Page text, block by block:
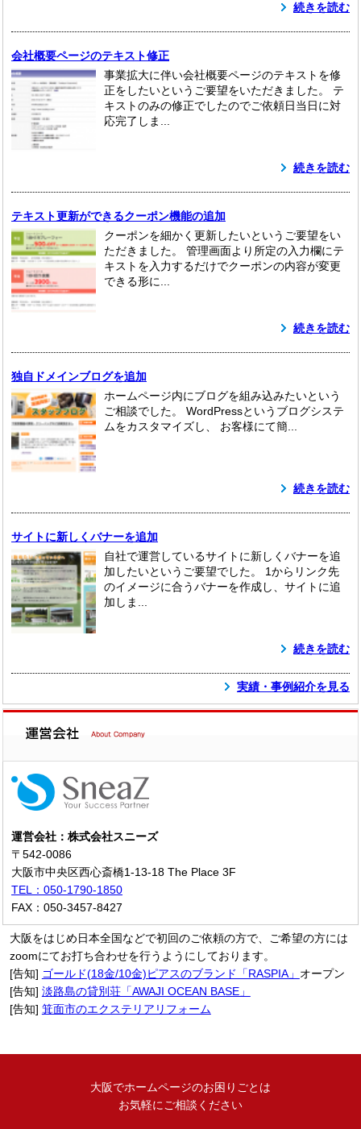
続きを読む
会社概要ページのテキスト修正
事業拡大に伴い会社概要ページのテキストを修
正をしたいというご要望をいただきました。 テ
キストのみの修正でしたのでご依頼日当日に対
応完了しま...
続きを読む
テキスト更新ができるクーポン機能の追加
クーポンを細かく更新したいというご要望をい
ただきました。 管理画面より所定の入力欄にテ
キストを入力するだけでクーポンの内容が変更
できる形に...
続きを読む
独自ドメインブログを追加
ホームページ内にブログを組み込みたいという
ご相談でした。 WordPressというブログシステ
ムをカスタマイズし、 お客様にて簡...
続きを読む
サイトに新しくバナーを追加
自社で運営しているサイトに新しくバナーを追
加したいというご要望でした。 1からリンク先
のイメージに合うバナーを作成し、サイトに追
加しま...
続きを読む
実績・事例紹介を見る
運営会社：株式会社スニーズ
〒542-0086
大阪市中央区西心斎橋1-13-18 The Place 3F
TEL：050-1790-1850
FAX：050-3457-8427
大阪をはじめ日本全国などで初回のご依頼の方で、ご希望の方には
zoomにてお打ち合わせを行うようにしております。
[告知] ゴールド(18金/10金)ピアスのブランド「RASPIA」 オープン
[告知] 淡路島の貸別荘「AWAJI OCEAN BASE」
[告知] 箕面市のエクステリアリフォーム
大阪でホームページのお困りごとは
お気軽にご相談ください